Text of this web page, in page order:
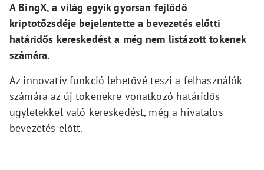
A BingX, a világ egyik gyorsan fejlődő
kriptotőzsdéje bejelentette a bevezetés előtti
határidős kereskedést a még nem listázott tokenek
számára.
Az innovatív funkció lehetővé teszi a felhasználók
számára az új tokenekre vonatkozó határidős
ügyletekkel való kereskedést, még a hivatalos
bevezetés előtt.